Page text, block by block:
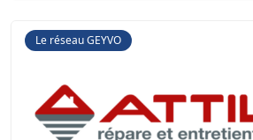
Le réseau GEYVO